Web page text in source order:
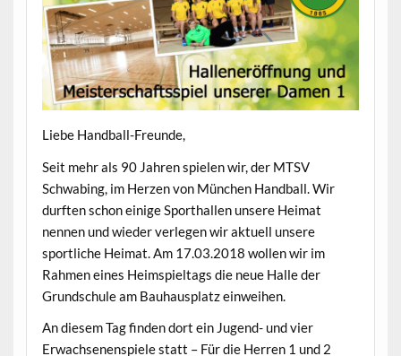
Liebe Handball-Freunde,
Seit mehr als 90 Jahren spielen wir, der MTSV
Schwabing, im Herzen von München Handball. Wir
durften schon einige Sporthallen unsere Heimat
nennen und wieder verlegen wir aktuell unsere
sportliche Heimat. Am 17.03.2018 wollen wir im
Rahmen eines Heimspieltags die neue Halle der
Grundschule am Bauhausplatz einweihen.
An diesem Tag finden dort ein Jugend- und vier
Erwachsenenspiele statt – Für die Herren 1 und 2